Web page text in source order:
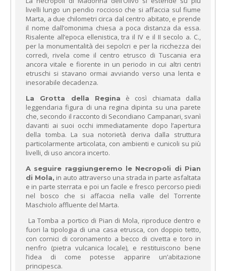
livelli lungo un pendio roccioso che si affaccia sul fiume
Marta, a due chilometri circa dal centro abitato, e prende
il nome dall’omonima chiesa a poca distanza da essa.
Risalente all’epoca ellenistica, tra il IV e il II secolo a. C.,
per la monumentalità dei sepolcri e per la ricchezza dei
corredi, rivela come il centro etrusco di Tuscania era
ancora vitale e fiorente in un periodo in cui altri centri
etruschi si stavano ormai avviando verso una lenta e
inesorabile decadenza.
La Grotta della Regina
è così chiamata dalla
leggendaria figura di una regina dipinta su una parete
che, secondo il racconto di Secondiano Campanari, svanì
davanti ai suoi occhi immediatamente dopo l’apertura
della tomba. La sua notorietà deriva dalla struttura
particolarmente articolata, con ambienti e cunicoli su più
livelli, di uso ancora incerto.
A seguire raggiungeremo le Necropoli di Pian
di Mola, in auto attraverso una strada in parte asfaltata
e in parte sterrata e poi un facile e fresco percorso piedi
nel bosco che si affaccia nella valle del Torrente
Maschiolo affluente del Marta.
La Tomba a portico di Pian di Mola, riproduce dentro e
fuori la tipologia di una casa etrusca, con doppio tetto,
con cornici di coronamento a becco di civetta e toro in
nenfro (pietra vulcanica locale), e restituiscono bene
l’idea di come potesse apparire un’abitazione
principesca.